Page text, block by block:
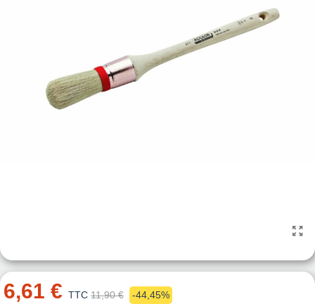
6,61 € TTC 11,90 €
-44,45%